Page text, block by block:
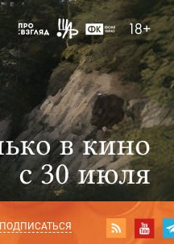
ПОДПИСАТЬСЯ